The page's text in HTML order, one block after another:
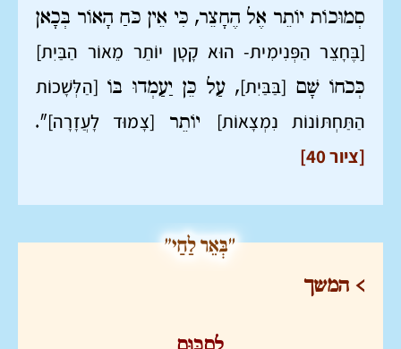
סְמוּכוֹת יוֹתֵר אֶל הֶחָצֵר, כִּי אֵין כֹּחַ הָאוֹר בְּכָאן
[בֶּחָצֵר הַפְּנִימִית- הוּא קָטָן יוֹתֵר מֵאוֹר הַבַּיִת]
כְּכֹחוֹ שָׁם [בַּבַּיִת], עַל כֵּן יַעַמְדוּ בּוֹ [הַלְּשָׁכוֹת
הַתַּחְתּוֹנוֹת נִמְצָאוֹת]
יוֹתֵר [צָמוּד לָעֲזָרָה]".
[ציור 40]
> המשך